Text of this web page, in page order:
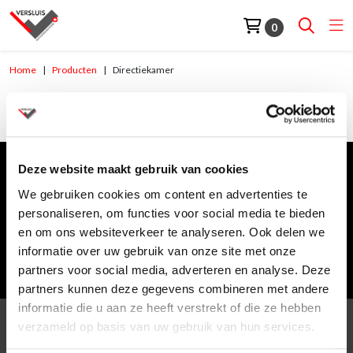
Deze website maakt gebruik van cookies
We gebruiken cookies om content en advertenties te
personaliseren, om functies voor social media te bieden
en om ons websiteverkeer te analyseren. Ook delen we
informatie over uw gebruik van onze site met onze
partners voor social media, adverteren en analyse. Deze
partners kunnen deze gegevens combineren met andere
informatie die u aan ze heeft verstrekt of die ze hebben
verzameld op basis van uw gebruik van hun services.
0
Home Producten Directiekamer
Directiekamer
Meld je aan voor de nieuwsbrief
E-mailadres*
Meld je aan voor de nieuwsbrief